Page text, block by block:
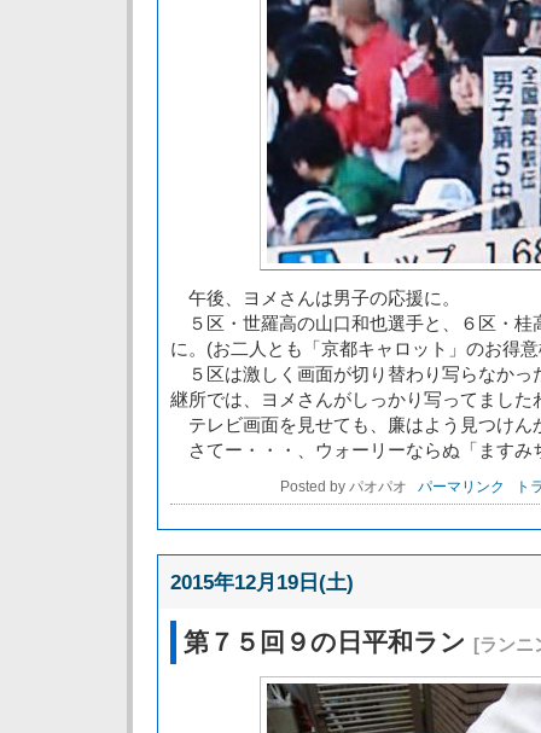
午後、ヨメさんは男子の応援に。
５区・世羅高の山口和也選手と、６区・桂
に。(お二人とも「京都キャロット」のお得
５区は激しく画面が切り替わり写らなかっ
継所では、ヨメさんがしっかり写ってました
テレビ画面を見せても、廉はよう見つけん
さてー・・・、ウォーリーならぬ「ますみ
Posted by パオパオ パーマリンク ト
2015年12月19日(土)
第７５回９の日平和ラン [ランニ